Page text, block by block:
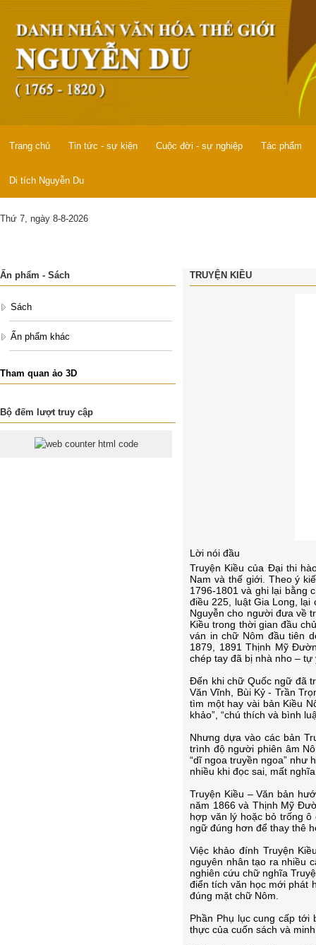
Trang chủ Tin tức - sự kiện Cuộc đời - sự nghiệp Tác phẩm
Di tích Nguyễn Du
Thứ 7, ngày 8-8-2026
Ấn phẩm - Sách
Sách
Ấn phẩm khác
Tham quan ảo 3D
Bộ đếm lượt truy cập
TRUYỆN KIỀU
Lời nói đầu
Truyện Kiều của Đại thi
Nam và thế giới. Theo ý
1796-1801 và ghi lại bằng
điều 225, luật Gia Long,
Nguyễn cho người đưa về
Kiều trong thời gian đầu
ván in chữ Nôm đầu tiên
1879, 1891 Thịnh Mỹ
chép tay đã bị nhà nho –
Đến khi chữ Quốc ngữ đã
Văn Vĩnh, Bùi Kỷ - Trần
tìm một hay vài bản Kiều
khảo”, “chú thích và bình
Nhưng dựa vào các bản
trình độ người phiên âm
“dĩ ngoa truyền ngoa” như
nhiều khi đọc sai, mất
Truyện Kiều – Văn bản
năm 1866 và Thịnh Mỹ
hợp văn lý hoặc bỏ trống
ngữ đúng hơn để thay thê
Việc khảo đính Truyện
nguyên nhân tạo ra nhiều
nghiên cứu chữ nghĩa
điển tích văn học mới phát
đúng mặt chữ Nôm.
Phần Phụ lục cung cấp tới
thực của cuốn sách và